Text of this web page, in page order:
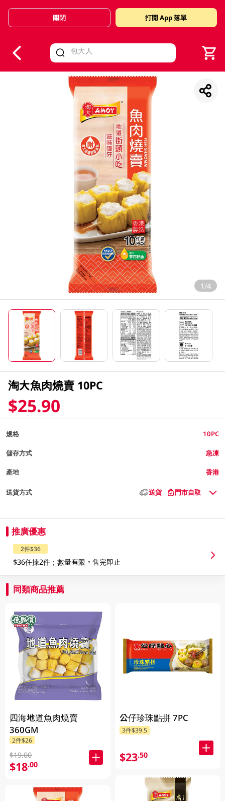
Valid Until 30 June 2026
關閉 打開 App 落單
1/4
淘大魚肉燒賣 10PC
$25.90
規格 10PC
儲存方式 急凍
產地 香港
送貨方式 送貨 門市自取
推廣優惠
2件$36
$36任揀2件；數量有限，售完即止
同類商品推薦
四海地道魚肉燒賣
360GM
2件$26
$19.00
$18.00
公仔珍珠點拼 7PC
3件$39.5
$23.50